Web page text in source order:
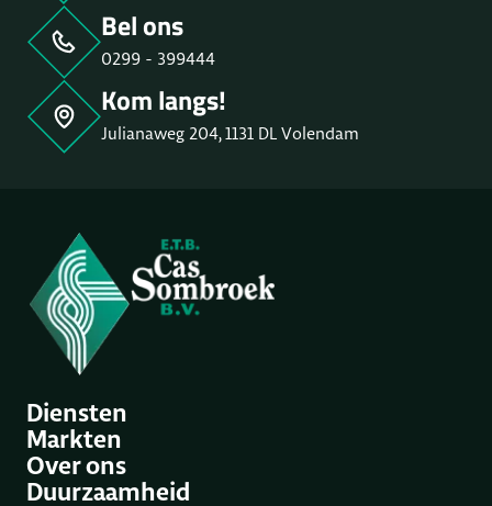
Bel ons
0299 - 399444
Kom langs!
Julianaweg 204, 1131 DL Volendam
Diensten
Markten
Over ons
Duurzaamheid